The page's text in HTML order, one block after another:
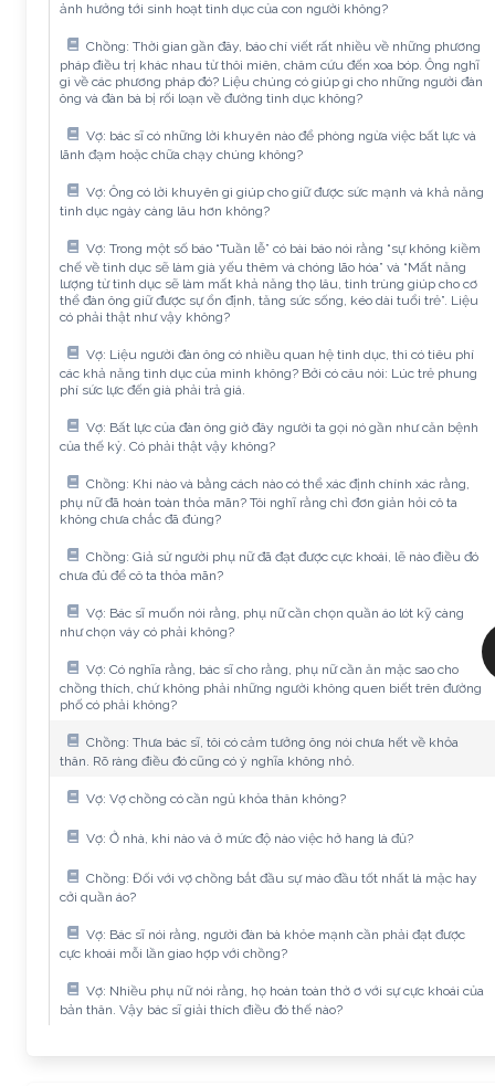
ảnh hưởng tới sinh hoạt tình dục của con người không?
Chồng: Thời gian gần đây, báo chí viết rất nhiều về những phương
pháp điều trị khác nhau từ thôi miên, châm cứu đến xoa bóp. Ông nghĩ
gì về các phương pháp đó? Liệu chúng có giúp gì cho những người đàn
ông và đàn bà bị rối loạn về đường tình dục không?
Vợ: bác sĩ có những lời khuyên nào để phòng ngừa việc bất lực và
lãnh đạm hoặc chữa chạy chúng không?
Vợ: Ông có lời khuyên gì giúp cho giữ được sức mạnh và khả năng
tình dục ngày càng lâu hơn không?
Vợ: Trong một số báo “Tuần lễ” có bài báo nói rằng “sự không kiềm
chế về tình dục sẽ làm già yếu thêm và chóng lão hóa” và “Mất năng
lượng từ tình dục sẽ làm mất khả năng thọ lâu, tinh trùng giúp cho cơ
thể đàn ông giữ được sự ổn định, tăng sức sống, kéo dài tuổi trẻ”. Liệu
có phải thật như vậy không?
Vợ: Liệu người đàn ông có nhiều quan hệ tình dục, thì có tiêu phí
các khả năng tình dục của mình không? Bởi có câu nói: Lúc trẻ phung
phí sức lực đến già phải trả giá.
Vợ: Bất lực của đàn ông giờ đây người ta gọi nó gần như căn bệnh
của thế kỷ. Có phải thật vậy không?
Chồng: Khi nào và bằng cách nào có thể xác định chính xác rằng,
phụ nữ đã hoàn toàn thỏa mãn? Tôi nghĩ rằng chỉ đơn giản hỏi cô ta
không chưa chắc đã đúng?
Chồng: Giả sử người phụ nữ đã đạt được cực khoái, lẽ nào điều đó
chưa đủ để cô ta thỏa mãn?
Vợ: Bác sĩ muốn nói rằng, phụ nữ cần chọn quần áo lót kỹ càng
như chọn váy có phải không?
Vợ: Có nghĩa rằng, bác sĩ cho rằng, phụ nữ cần ăn mặc sao cho
chồng thích, chứ không phải những người không quen biết trên đường
phố có phải không?
Chồng: Thưa bác sĩ, tôi có cảm tưởng ông nói chưa hết về khỏa
thân. Rõ ràng điều đó cũng có ý nghĩa không nhỏ.
Vợ: Vợ chồng có cần ngủ khỏa thân không?
Vợ: Ở nhà, khi nào và ở mức độ nào việc hở hang là đủ?
Chồng: Đối với vợ chồng bắt đầu sự mào đầu tốt nhất là mặc hay
cởi quần áo?
Vợ: Bác sĩ nói rằng, người đàn bà khỏe mạnh cần phải đạt được
cực khoái mỗi lần giao hợp với chồng?
Vợ: Nhiều phụ nữ nói rằng, họ hoàn toàn thờ ơ với sự cực khoái của
bản thân. Vậy bác sĩ giải thích điều đó thế nào?